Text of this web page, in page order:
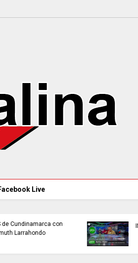
Live
buscan mejorar la calidad del
agua que consumen miles de